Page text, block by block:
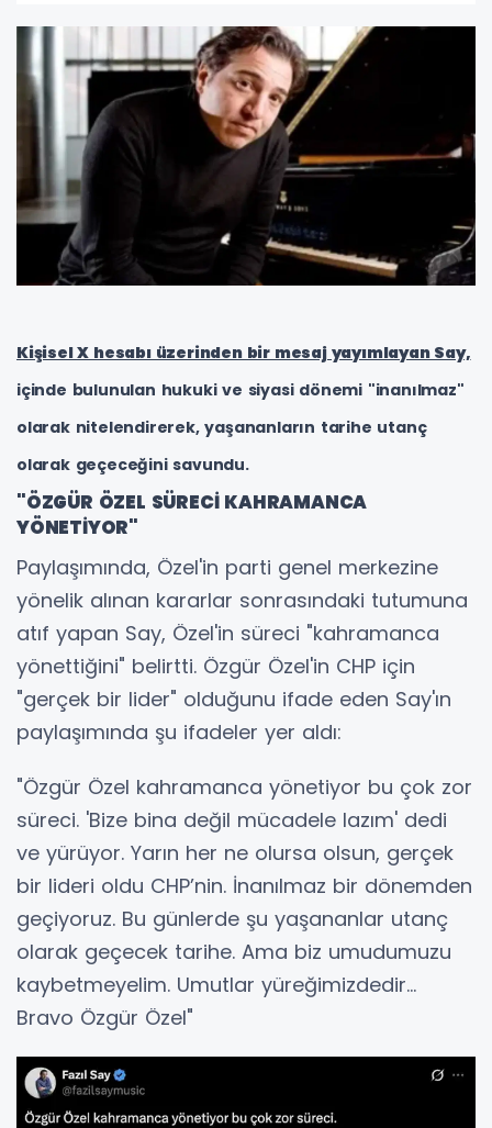
Kişisel X hesabı üzerinden bir mesaj yayımlayan Say,
içinde bulunulan hukuki ve siyasi dönemi "inanılmaz"
olarak nitelendirerek, yaşananların tarihe utanç
olarak geçeceğini savundu.
"ÖZGÜR ÖZEL SÜRECİ KAHRAMANCA
YÖNETİYOR"
Paylaşımında, Özel'in parti genel merkezine
yönelik alınan kararlar sonrasındaki tutumuna
atıf yapan Say, Özel'in süreci "kahramanca
yönettiğini" belirtti. Özgür Özel'in CHP için
"gerçek bir lider" olduğunu ifade eden Say'ın
paylaşımında şu ifadeler yer aldı:
"Özgür Özel kahramanca yönetiyor bu çok zor
süreci. 'Bize bina değil mücadele lazım' dedi
ve yürüyor. Yarın her ne olursa olsun, gerçek
bir lideri oldu CHP’nin. İnanılmaz bir dönemden
geçiyoruz. Bu günlerde şu yaşananlar utanç
olarak geçecek tarihe. Ama biz umudumuzu
kaybetmeyelim. Umutlar yüreğimizdedir…
Bravo Özgür Özel"